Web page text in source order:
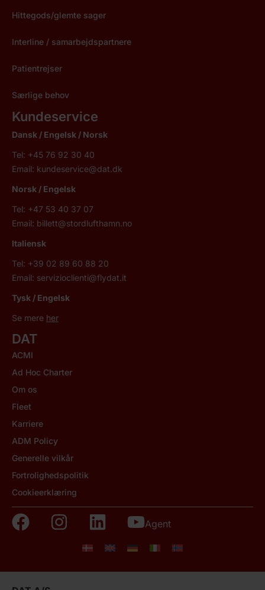
Hittegods/glemte sager
Interline / samarbejdspartnere
Patientrejser
Særlige behov
Kundeservice
Dansk / Engelsk / Norsk
Tel: +45 76 92 30 40
Email: kundeservice@dat.dk
Norsk / Engelsk
Tel: +47 53 40 37 07
Email: billett@stordlufthamn.no
Italiensk
Tel: +39 02 89 60 88 20
Email: servizioclienti@flydat.it
Tysk / Engelsk
Se mere her
DAT
ACMI
Ad Hoc Charter
Om os
Fleet
Karriere
ADM Policy
Generelle vilkår
Fortrolighedspolitik
Cookieerklæring
Agent